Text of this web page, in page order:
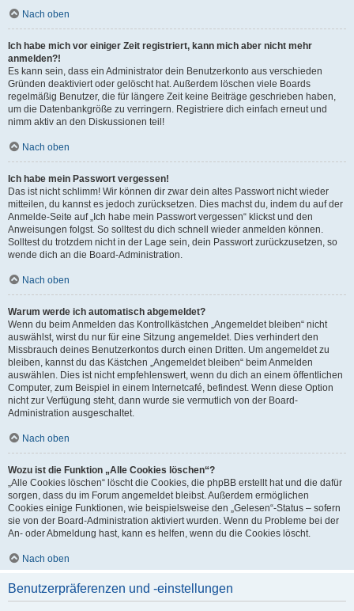
Nach oben
Ich habe mich vor einiger Zeit registriert, kann mich aber nicht mehr
anmelden?!
Es kann sein, dass ein Administrator dein Benutzerkonto aus verschieden
Gründen deaktiviert oder gelöscht hat. Außerdem löschen viele Boards
regelmäßig Benutzer, die für längere Zeit keine Beiträge geschrieben haben,
um die Datenbankgröße zu verringern. Registriere dich einfach erneut und
nimm aktiv an den Diskussionen teil!
Nach oben
Ich habe mein Passwort vergessen!
Das ist nicht schlimm! Wir können dir zwar dein altes Passwort nicht wieder
mitteilen, du kannst es jedoch zurücksetzen. Dies machst du, indem du auf der
Anmelde-Seite auf „Ich habe mein Passwort vergessen“ klickst und den
Anweisungen folgst. So solltest du dich schnell wieder anmelden können.
Solltest du trotzdem nicht in der Lage sein, dein Passwort zurückzusetzen, so
wende dich an die Board-Administration.
Nach oben
Warum werde ich automatisch abgemeldet?
Wenn du beim Anmelden das Kontrollkästchen „Angemeldet bleiben“ nicht
auswählst, wirst du nur für eine Sitzung angemeldet. Dies verhindert den
Missbrauch deines Benutzerkontos durch einen Dritten. Um angemeldet zu
bleiben, kannst du das Kästchen „Angemeldet bleiben“ beim Anmelden
auswählen. Dies ist nicht empfehlenswert, wenn du dich an einem öffentlichen
Computer, zum Beispiel in einem Internetcafé, befindest. Wenn diese Option
nicht zur Verfügung steht, dann wurde sie vermutlich von der Board-
Administration ausgeschaltet.
Nach oben
Wozu ist die Funktion „Alle Cookies löschen“?
„Alle Cookies löschen“ löscht die Cookies, die phpBB erstellt hat und die dafür
sorgen, dass du im Forum angemeldet bleibst. Außerdem ermöglichen
Cookies einige Funktionen, wie beispielsweise den „Gelesen“-Status – sofern
sie von der Board-Administration aktiviert wurden. Wenn du Probleme bei der
An- oder Abmeldung hast, kann es helfen, wenn du die Cookies löscht.
Nach oben
Benutzerpräferenzen und -einstellungen